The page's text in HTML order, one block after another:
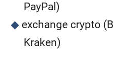
PayPal)
exchange crypto
Kraken)